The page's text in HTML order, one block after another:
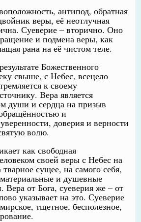
антипод, обратная
веры, её неотлучная
Суеверие – вторично. Оно
и подмена веры, как
рана на её чистом теле.
Божественного
свыше, с Небес, всецело
к своему
Вера является
души и сердца на призыв
и
доверия и верности
волю.
как свободная
своей веры с Небес на
сущее, на самого себя,
и душевные
Вера от Бога, суеверия же – от
указывает на это. Суеверие
тщетное, бесполезное,